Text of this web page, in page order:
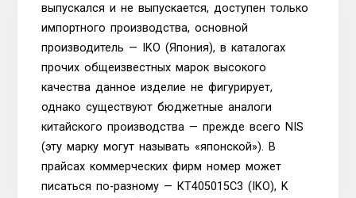
выпускался и не выпускается, доступен только
импортного производства, основной
производитель — IKO (Япония), в каталогах
прочих общеизвестных марок высокого
качества данное изделие не фигурирует,
однако существуют бюджетные аналоги
китайского производства — прежде всего NIS
(эту марку могут называть «японской»). В
прайсах коммерческих фирм номер может
писаться по-разному — КT405015C3 (IKO), K